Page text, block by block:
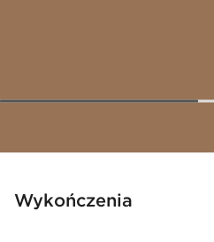
Wykończenia